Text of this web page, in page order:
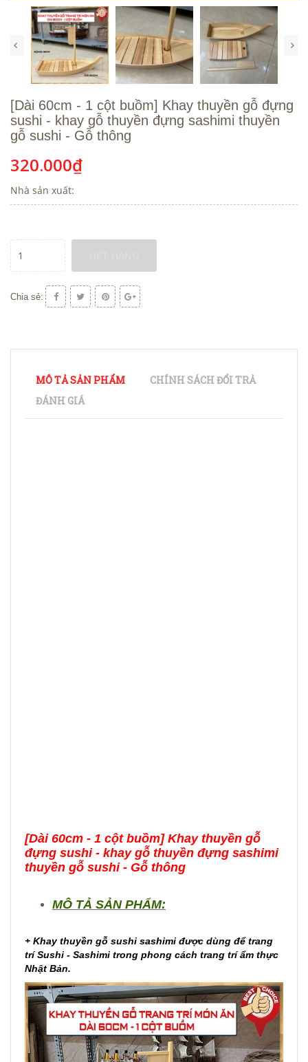
[Dài 60cm - 1 cột buồm] Khay thuyền gỗ đựng
sushi - khay gỗ thuyền đựng sashimi thuyền
gỗ sushi - Gỗ thông
320.000₫
Nhà sản xuất:
Chia sẻ:
MÔ TẢ SẢN PHẨM
CHÍNH SÁCH ĐỔI TRẢ
ĐÁNH GIÁ
[Dài 60cm - 1 cột buồm] Khay thuyền gỗ
đựng sushi - khay gỗ thuyền đựng sashimi
thuyền gỗ sushi - Gỗ thông
MÔ TẢ SẢN PHẨM:
+ Khay thuyền gỗ sushi sashimi được dùng để trang
trí Sushi - Sashimi trong phong cách trang trí ẩm thực
Nhật Bản.